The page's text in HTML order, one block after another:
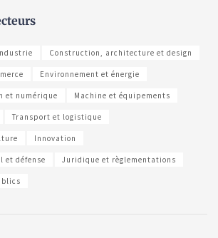
Construction, architecture et design
Environnement et énergie
et numérique Machine et équipements
Transport et logistique
Innovation
et défense Juridique et règlementations